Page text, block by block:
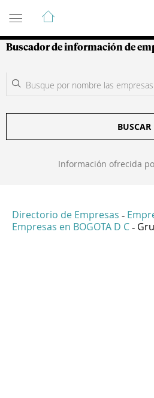
Guía de Empresas
Buscador de información de
BUSCAR
Información ofrecida
Directorio de Empresas -
Empresas en BOGOTA D C -